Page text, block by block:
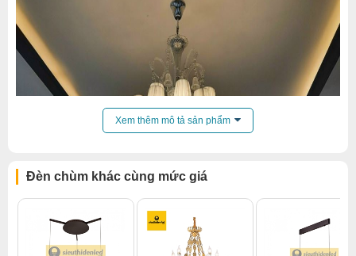
Xem thêm mô tả sản phẩm
Đèn chùm khác cùng mức giá